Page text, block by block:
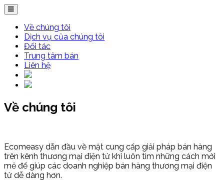
Về chúng tôi
Dịch vụ của chúng tôi
Đối tác
Trung tâm bán
Liên hệ
Về chúng tôi
Ecomeasy dẫn đầu về mặt cung cấp giải pháp bán hàng
trên kênh thương mại điện tử khi luôn tìm những cách mới
mẻ để giúp các doanh nghiệp bán hàng thương mại điện
tử dễ dàng hơn.